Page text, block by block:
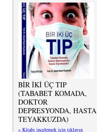
BİR İKİ ÜÇ TIP
(TABABET KOMADA,
DOKTOR
DEPRESYONDA, HASTA
TEYAKKUZDA)
» Kitabı incelemek için tıklayın